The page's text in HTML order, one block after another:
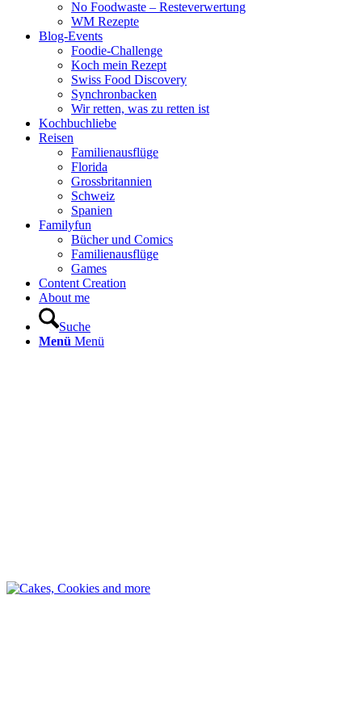
No Foodwaste – Resteverwertung
WM Rezepte
Blog-Events
Foodie-Challenge
Koch mein Rezept
Swiss Food Discovery
Synchronbacken
Wir retten, was zu retten ist
Kochbuchliebe
Reisen
Familienausflüge
Florida
Grossbritannien
Schweiz
Spanien
Familyfun
Bücher und Comics
Familienausflüge
Games
Content Creation
About me
Suche
Menü Menü